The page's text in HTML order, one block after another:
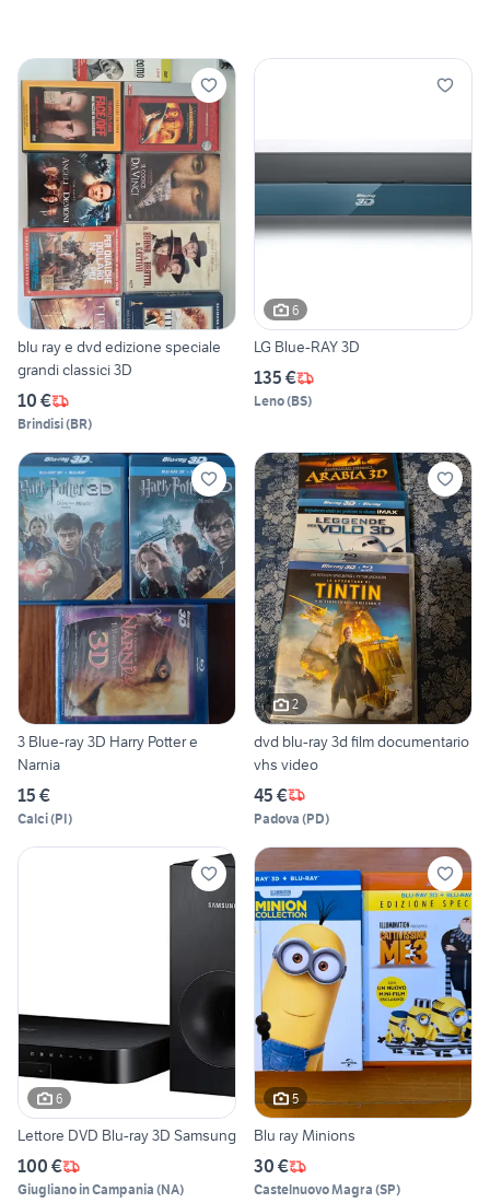
blu ray e dvd edizione speciale
grandi classici 3D
10 €
Brindisi(BR)
6
LG Blue-RAY 3D
135 €
Leno(BS)
3 Blue-ray 3D Harry Potter e
Narnia
15 €
Calci(PI)
2
dvd blu-ray 3d film documentario
vhs video
45 €
Padova (PD)
6
Lettore DVD Blu-ray 3D Samsung
100 €
Giugliano in Campania (NA)
5
Blu ray Minions
30 €
Castelnuovo Magra (SP)